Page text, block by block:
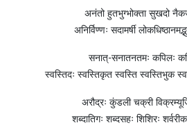
अनंतो हुतभुग्भोक्ता सुखदो
अनिर्विण्णः सदामर्षी
सनात्-सनातनतमः कपिलः
स्वस्तिदः स्वस्तिकृत स्वस्ति स्वस्तिभुक
अरौद्रः कुंडली चक्री
शब्दातिगः शब्दसहः शिशिरः